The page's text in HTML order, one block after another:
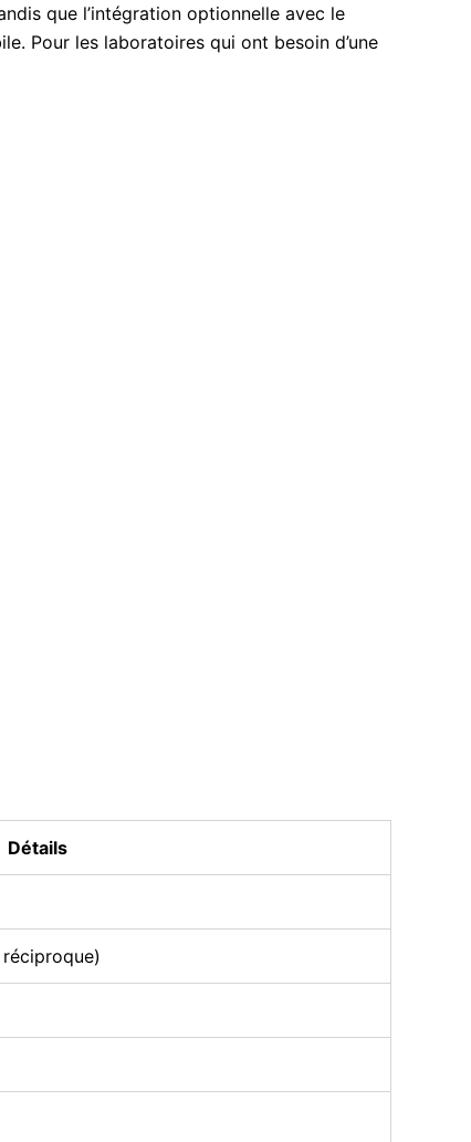
que l’intégration optionnelle avec le
Pour les laboratoires qui ont besoin d’une
Détails